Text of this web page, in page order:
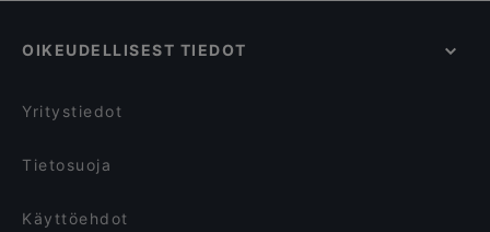
Tian Tian Dumplings
Peloton Cycling Eatery
Shin Ramen & BRGRS Sompasaari
Seksico® Tacos Kallio
Ravintolat, We speak English, Helsinki
OIKEUDELLISEST TIEDOT
Yritystiedot
Tietosuoja
Käyttöehdot